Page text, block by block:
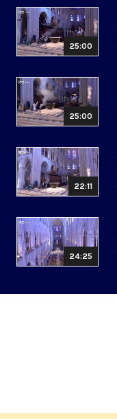
25:00
25:00
22:11
24:25